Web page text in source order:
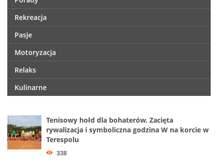
Rekreacja
Pasje
Motoryzacja
Relaks
Kulinarne
Tenisowy hołd dla bohaterów. Zacięta
rywalizacja i symboliczna godzina W na korcie w
Terespolu
338